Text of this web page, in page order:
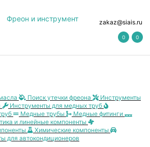
Фреон и инструмент zakaz@siais.ru
0 0
Поиск утечки фреона
Инструменты
Инструменты для медных труб
Медные трубы
Медные фитинги
и линейные компоненты
Химические компоненты
для автокондиционеров